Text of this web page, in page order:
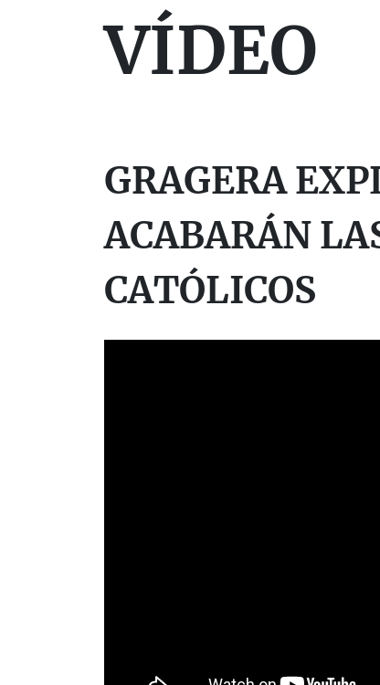
VÍDEO
GRAGERA
ACABARÁN
CATÓLICOS